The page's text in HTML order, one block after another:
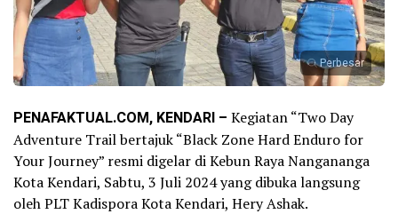
Perbesar
PENAFAKTUAL.COM, KENDARI – Kegiatan “Two Day
Adventure Trail bertajuk “Black Zone Hard Enduro for
Your Journey” resmi digelar di Kebun Raya Nangananga
Kota Kendari, Sabtu, 3 Juli 2024 yang dibuka langsung
oleh PLT Kadispora Kota Kendari, Hery Ashak.